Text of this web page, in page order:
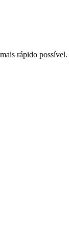
rápido possível.